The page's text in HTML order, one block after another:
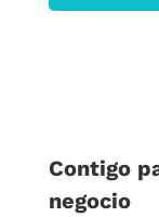
Contigo
negocio